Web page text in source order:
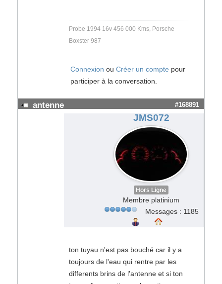
Probe 1994 16v 456 000 Kms, Porsche
Boxster 987
Connexion ou Créer un compte pour
participer à la conversation.
antenne #168891
JMS072
Hors Ligne
Membre platinium
Messages : 1185
ton tuyau n'est pas bouché car il y a
toujours de l'eau qui rentre par les
differents brins de l'antenne et si ton